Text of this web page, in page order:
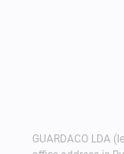
GUARDACO LDA